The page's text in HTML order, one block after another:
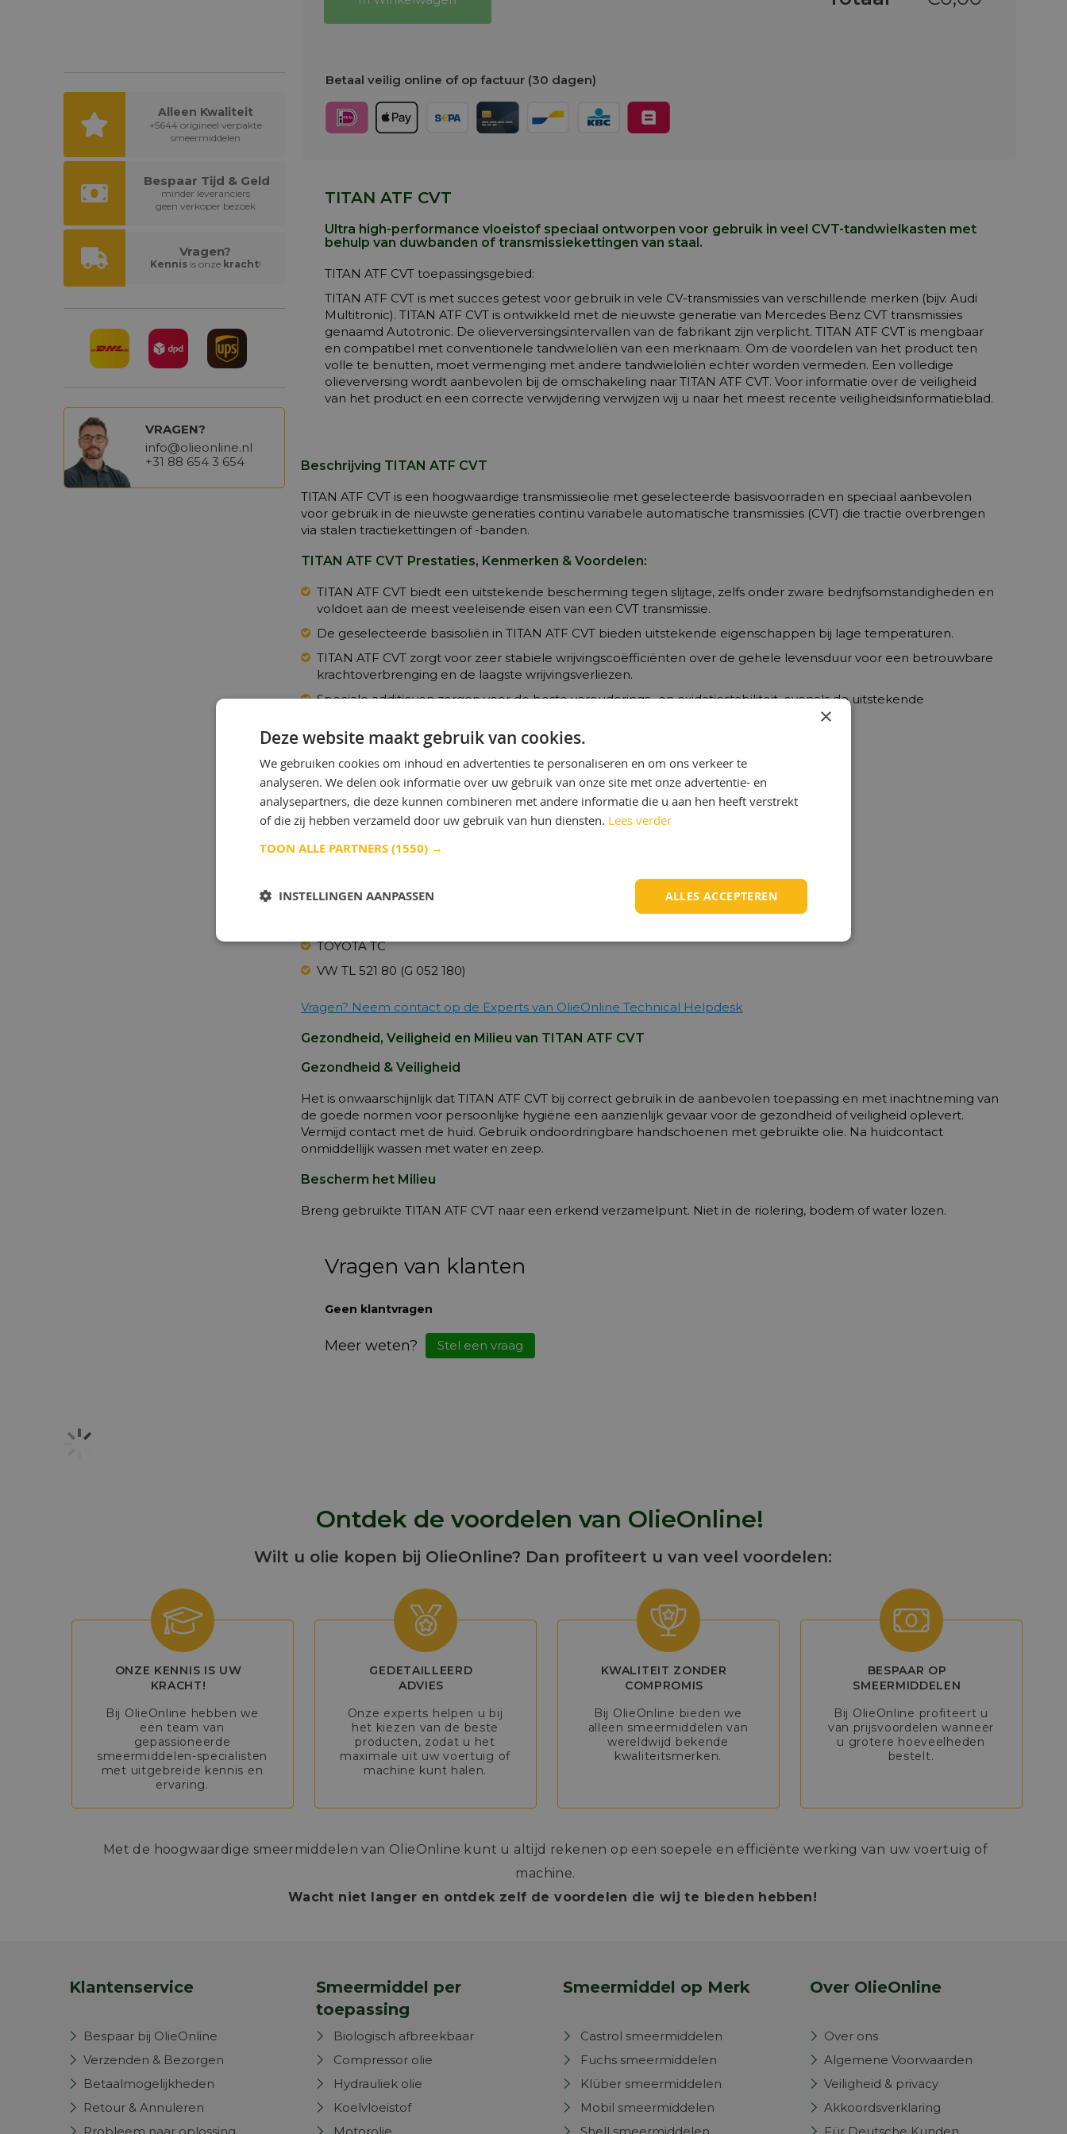
Betaal veilig online of op factuur (30 dagen)
Alleen Kwaliteit
+5644 origineel verpakte
smeermiddelen
Bespaar Tijd & Geld
minder leveranciers
geen verkoper bezoek
Vragen?
Kennisis onze kracht!
VRAGEN?
info@olieonline.nl
+31 88 654 3 654
TITAN ATF CVT
Ultra high-performance vloeistof speciaal ontworpen voor gebruik in veel CVT-tandwielkasten met
behulp van duwbanden of transmissiekettingen van staal.
TITAN ATF CVT toepassingsgebied:
TITAN ATF CVT is met succes getest voor gebruik in vele CV-transmissies van verschillende merken (bijv. Audi
Multitronic). TITAN ATF CVT is ontwikkeld met de nieuwste generatie van Mercedes Benz CVT transmissies
genaamd Autotronic. De olieverversingsintervallen van de fabrikant zijn verplicht. TITAN ATF CVT is mengbaar
en compatibel met conventionele tandwieloliën van een merknaam. Om de voordelen van het product ten
volle te benutten, moet vermenging met andere tandwieloliën echter worden vermeden. Een volledige
olieverversing wordt aanbevolen bij de omschakeling naar TITAN ATF CVT. Voor informatie over de veiligheid
van het product en een correcte verwijdering verwijzen wij u naar het meest recente veiligheidsinformatieblad.
Beschrijving TITAN ATF CVT
TITAN ATF CVT is een hoogwaardige transmissieolie met geselecteerde basisvoorraden en speciaal aanbevolen
voor gebruik in de nieuwste generaties continu variabele automatische transmissies (CVT) die tractie overbrengen
via stalen tractiekettingen of -banden.
TITAN ATF CVT Prestaties, Kenmerken & Voordelen:
TITAN ATF CVT biedt een uitstekende bescherming tegen slijtage, zelfs onder zware bedrijfsomstandigheden en
voldoet aan de meest veeleisende eisen van een CVT transmissie.
De geselecteerde basisoliën in TITAN ATF CVT bieden uitstekende eigenschappen bij lage temperaturen.
TITAN ATF CVT zorgt voor zeer stabiele wrijvingscoëfficiënten over de gehele levensduur voor een betrouwbare
krachtoverbrenging en de laagste wrijvingsverliezen.
Speciale additieven zorgen voor de beste verouderings- en oxidatiestabiliteit, evenals de uitstekende
MB-GOEDKEURING 236,20
DOORWAADBAAR WSS-M2C928-A
Advies
BMW 83 22 0 429 154
TOYOTA TC
VW TL 521 80 (G 052 180)
Vragen? Neem contact op de Experts van OlieOnline Technical Helpdesk
Gezondheid, Veiligheid en Milieu van TITAN ATF CVT
Gezondheid & Veiligheid
Het is onwaarschijnlijk dat TITAN ATF CVT bij correct gebruik in de aanbevolen toepassing en met inachtneming van
de goede normen voor persoonlijke hygiëne een aanzienlijk gevaar voor de gezondheid of veiligheid oplevert.
Vermijd contact met de huid. Gebruik ondoordringbare handschoenen met gebruikte olie. Na huidcontact
onmiddellijk wassen met water en zeep.
Bescherm het Milieu
Breng gebruikte TITAN ATF CVT naar een erkend verzamelpunt. Niet in de riolering, bodem of water lozen.
Vragen van klanten
Geen klantvragen
Meer weten? Stel een vraag
Ontdek de voordelen van OlieOnline!
Wilt u olie kopen bij OlieOnline? Dan profiteert u van veel voordelen:
ONZE KENNIS IS UW
KRACHT!
Bij OlieOnline hebben we
een team van
gepassioneerde
smeermiddelen-specialisten
met uitgebreide kennis en
ervaring.
GEDETAILLEERD
ADVIES
Onze experts helpen u bij
het kiezen van de beste
producten, zodat u het
maximale uit uw voertuig of
machine kunt halen.
KWALITEIT ZONDER
COMPROMIS
Bij OlieOnline bieden we
alleen smeermiddelen van
wereldwijd bekende
kwaliteitsmerken.
BESPAAR OP
SMEERMIDDELEN
Bij OlieOnline profiteert u
van prijsvoordelen wanneer
u grotere hoeveelheden
bestelt.
Met de hoogwaardige smeermiddelen van OlieOnline kunt u altijd rekenen op een soepele en efficiënte werking van uw voertuig of
machine.
Wacht niet langer en ontdek zelf de voordelen die wij te bieden hebben!
Klantenservice
Bespaar bij OlieOnline
Verzenden & Bezorgen
Betaalmogelijkheden
Retour & Annuleren
Smeermiddel per
toepassing
Biologisch afbreekbaar
Compressor olie
Hydrauliek olie
Koelvloeistof
Smeermiddel op Merk
Castrol smeermiddelen
Fuchs smeermiddelen
Klüber smeermiddelen
Mobil smeermiddelen
Over OlieOnline
Over ons
Algemene Voorwaarden
Veiligheid & privacy
Akkoordsverklaring
×
Deze website maakt gebruik van cookies.
We gebruiken cookies om inhoud en advertenties te personaliseren en om ons verkeer te
analyseren. We delen ook informatie over uw gebruik van onze site met onze advertentie- en
analysepartners, die deze kunnen combineren met andere informatie die u aan hen heeft verstrekt
of die zij hebben verzameld door uw gebruik van hun diensten. Lees verder
TOON ALLE PARTNERS(1550) →
ALLES ACCEPTEREN
INSTELLINGEN AANPASSEN